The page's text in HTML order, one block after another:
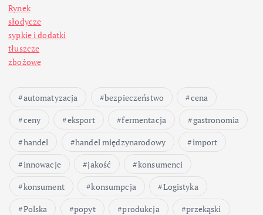
Rynek
słodycze
sypkie i dodatki
tłuszcze
zbożowe
automatyzacja bezpieczeństwo
cena
ceny
eksport fermentacja
gastronomia
handel
handel międzynarodowy
import
innowacje
jakość
konsumenci
konsument
konsumpcja
Logistyka
Polska
popyt produkcja
przekąski